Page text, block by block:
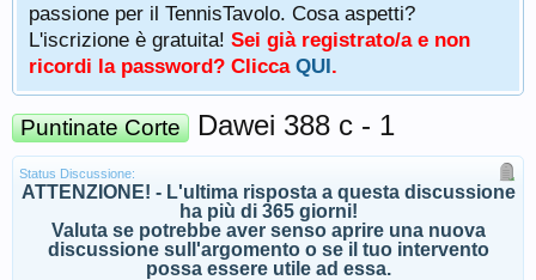
passione per il TennisTavolo. Cosa aspetti?
L'iscrizione è gratuita! Sei già registrato/a e non
ricordi la password? Clicca QUI.
Puntinate Corte Dawei 388 c - 1
Status Discussione:
ATTENZIONE! - L'ultima risposta a questa discussione
ha più di 365 giorni!
Valuta se potrebbe aver senso aprire una nuova
discussione sull'argomento o se il tuo intervento
possa essere utile ad essa.